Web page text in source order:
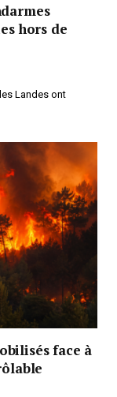
hors de
Landes ont
face à